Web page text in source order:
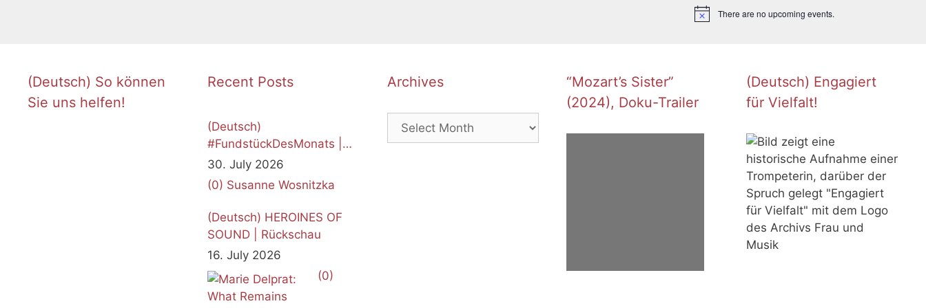
N
There are no upcoming events.
(Deutsch) So können
Sie uns helfen!
Recent Posts
(Deutsch)
#FundstückDesMonats |
Juli 2026
30. July 2026
(0) Susanne Wosnitzka
(Deutsch) HEROINES OF
SOUND | Rückschau
16. July 2026
(0)
Archives
Archives
“Mozart’s Sister”
(2024), Doku-Trailer
(Deutsch) Engagiert
für Vielfalt!